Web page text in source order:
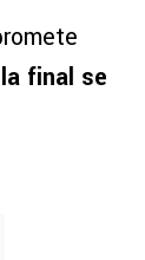
final se